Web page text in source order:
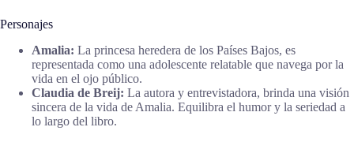
Personajes
Amalia: La princesa heredera de los Países Bajos, es
representada como una adolescente relatable que navega por la
vida en el ojo público.
Claudia de Breij: La autora y entrevistadora, brinda una visión
sincera de la vida de Amalia. Equilibra el humor y la seriedad a
lo largo del libro.